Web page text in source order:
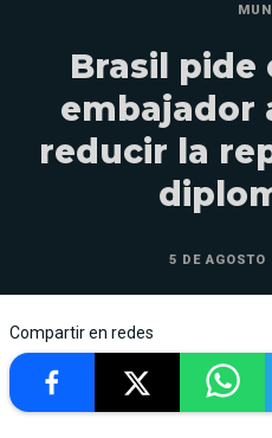
Brasil pide
embajador
reducir la
5 DE
Compartir en redes